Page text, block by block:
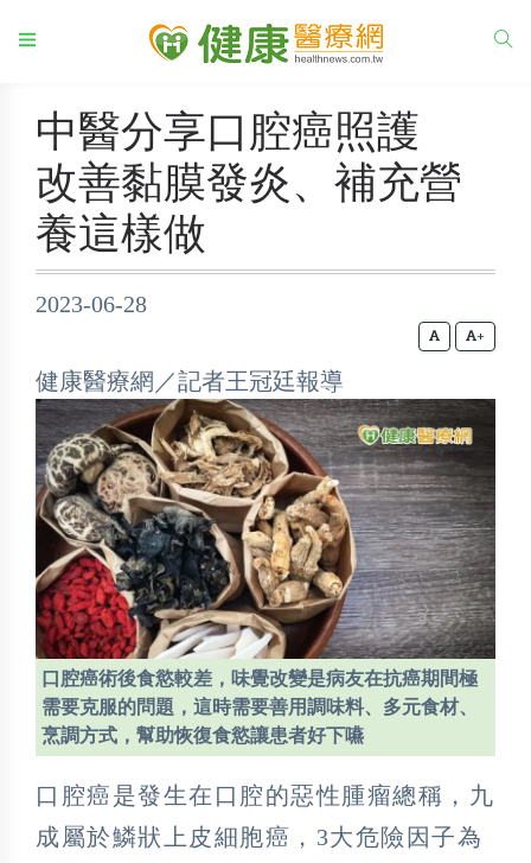
中醫分享口腔癌照護
改善黏膜發炎、補充營
養這樣做
2023-06-28
+
健康醫療網／記者王冠廷報導
口腔癌術後食慾較差，味覺改變是病友在抗癌期間極
需要克服的問題，這時需要善用調味料、多元食材、
烹調方式，幫助恢復食慾讓患者好下嚥
口腔癌是發生在口腔的惡性腫瘤總稱，九
成屬於鱗狀上皮細胞癌，3大危險因子為